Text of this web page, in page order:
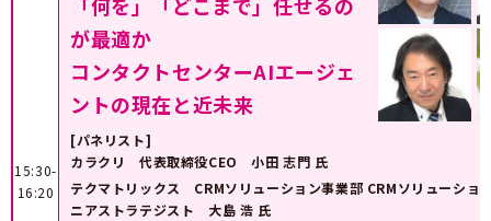
15:30-
16:20
が最適か
コンタクトセンターAIエージェ
ントの現在と近未来
[パネリスト]
カラクリ 代表取締役CEO 小田 志門 氏
テクマトリックス CRMソリューション事業部 CRMソリューシ
ニアストラテジスト 大島 浩 氏